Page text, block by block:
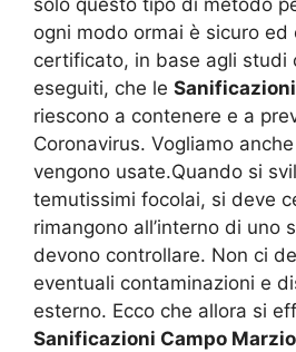
ogni modo ormai è sicuro ed
certificato, in base agli studi
eseguiti, che le
riescono a contenere e a
Coronavirus. Vogliamo
vengono usate.Quando si
temutissimi focolai, si deve
rimangono all’interno di uno
devono controllare. Non ci
eventuali contaminazioni e
esterno. Ecco che allora si
Sanificazioni Campo Marzio